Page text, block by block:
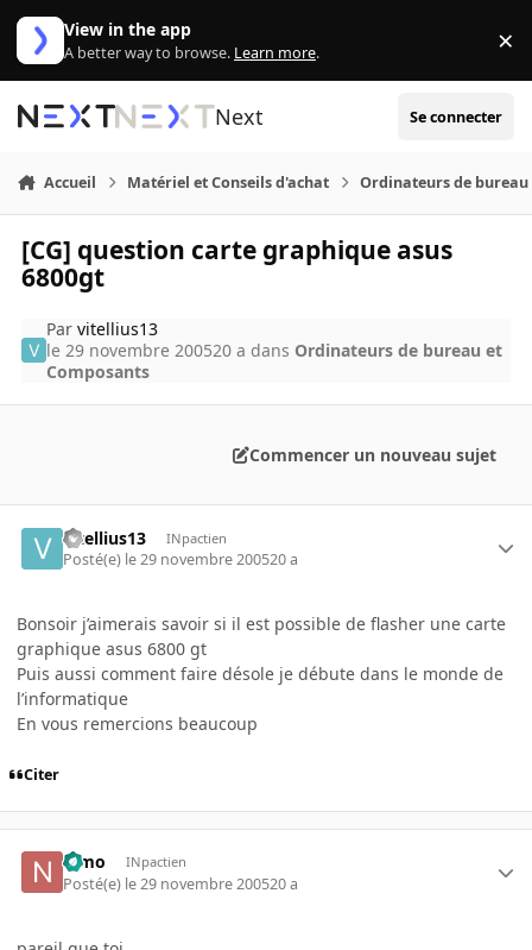
Aller au contenu
View in the app
A better way to browse. Learn more. ×
Next Se connecter
Accueil Matériel et Conseils d'achat Ordinateurs de bureau
[CG] question carte graphique asus
6800gt
Parvitellius13
le 29 novembre 200520 a dans Ordinateurs de bureau et
Composants
Commencer un nouveau sujet
vitellius13 INpactien
Posté(e) le 29 novembre 200520 a
Bonsoir j’aimerais savoir si il est possible de flasher une carte
graphique asus 6800 gt
Puis aussi comment faire désole je débute dans le monde de
l’informatique
En vous remercions beaucoup
Citer
nimo INpactien
Posté(e) le 29 novembre 200520 a